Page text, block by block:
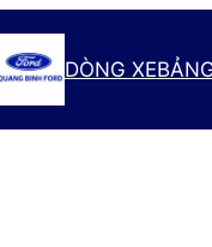
DÒNG XE